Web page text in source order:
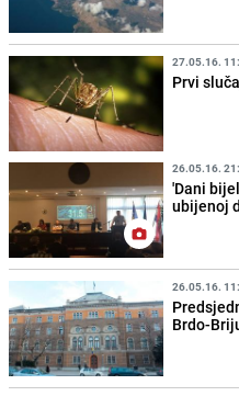
27.05.16.
Prvi
26.05.16.
'Dani
ubijenoj
26.05.16.
Brdo-